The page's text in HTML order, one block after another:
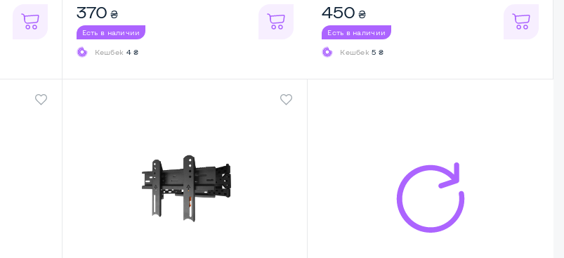
370 ₴
Есть в наличии
Кешбек 4 ₴
450 ₴
Есть в наличии
Кешбек5 ₴